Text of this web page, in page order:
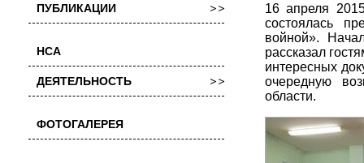
ПУБЛИКАЦИИ
НСА
ДЕЯТЕЛЬНОСТЬ
ФОТОГАЛЕРЕЯ
16 апреля
состоялась
войной».
рассказал
интересных
очередную
области.